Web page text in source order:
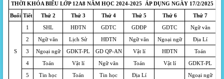
THỜI KHÓA BIỂU LỚP 12A8 NĂM HỌC 2024-2025 ÁP DỤNG NGÀY 17/2/2025
Buổi Tiết Thứ 2 Thứ 3 Thứ 4 Thứ 5 Thứ 6 Thứ 7
S
1 SHL HĐTN GDTC GDĐP GDTC
Ngữ văn
2
Ngữ văn Lịch Sử HĐTN Ngữ văn Ngoại ngữ
Địa Lí
3
Ngoại ngữ GDKT-PL GD QP-AN Vật lí HĐTN
Toán
4
Toán Vật lí Ngữ văn Toán Vật lí
GDKT-PL
5
Tin học Toán Tin học Địa Lí Ngoại ngữ